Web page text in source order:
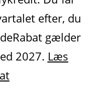
efter, du
gælder
2027. Læs